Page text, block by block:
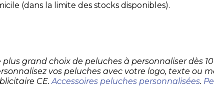
(dans la limite des stocks disponibles).
plus grand choix de peluches à personnaliser dès
vos peluches avec votre logo, texte ou
CE.Accessoires peluches personnalisées.